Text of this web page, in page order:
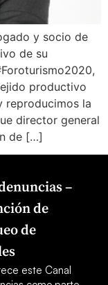
y socio de
de su
productivo
reproducimos la
director general
de […]
–
de
de
este Canal